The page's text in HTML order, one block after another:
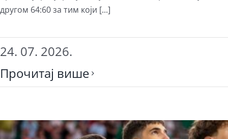
другом 64:60 за тим који [...]
24. 07. 2026.
Прочитај више